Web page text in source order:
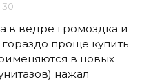
в ведре громоздка и
проще купить
в новых
нажал